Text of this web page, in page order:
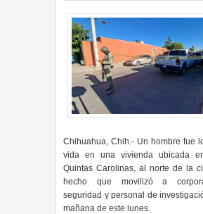
Chihuahua, Chih.- Un hombre fue
vida en una vivienda ubicada
Quintas Carolinas, al norte de la
hecho que movilizó a
seguridad y personal de
mañana de este lunes.